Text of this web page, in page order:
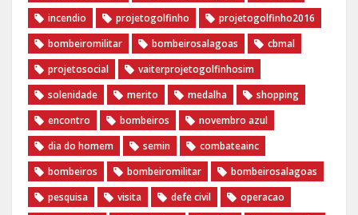
incendio
‪projetogolfinho‬
‎projetogolfinho2016
‎bombeiromilitar‬
‎bombeirosalagoas‬
‎cbmal‬
‎projetosocial‬‪
vaiterprojetogolfinhosim‬
solenidade
merito medalha
shopping
encontro
bombeiros
novembro azul
dia do homem
semin
combateainc
bombeiros
bombeiromilitar
bombeirosalagoas
pesquisa
visita defe civil
operacao